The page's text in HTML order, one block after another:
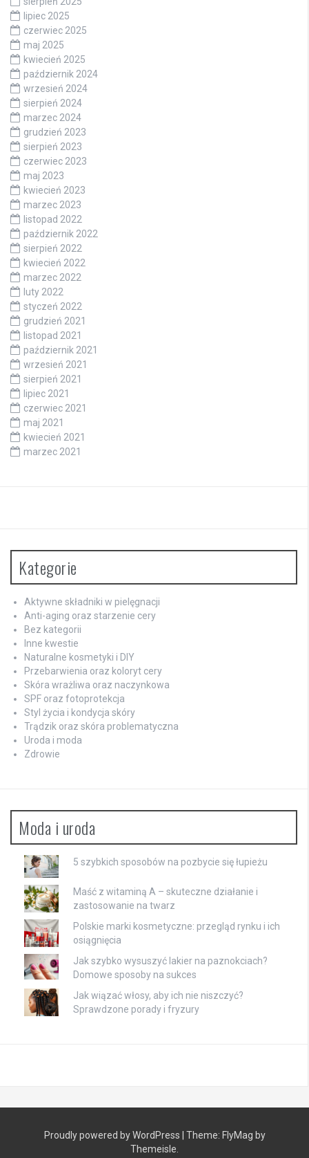
lipiec 2025
czerwiec 2025
maj 2025
kwiecień 2025
październik 2024
wrzesień 2024
sierpień 2024
marzec 2024
grudzień 2023
sierpień 2023
czerwiec 2023
maj 2023
kwiecień 2023
marzec 2023
listopad 2022
październik 2022
sierpień 2022
kwiecień 2022
marzec 2022
luty 2022
styczeń 2022
grudzień 2021
listopad 2021
październik 2021
wrzesień 2021
sierpień 2021
lipiec 2021
czerwiec 2021
maj 2021
kwiecień 2021
marzec 2021
Kategorie
Aktywne składniki w pielęgnacji
Anti-aging oraz starzenie cery
Bez kategorii
Inne kwestie
Naturalne kosmetyki i DIY
Przebarwienia oraz koloryt cery
Skóra wrażliwa oraz naczynkowa
SPF oraz fotoprotekcja
Styl życia i kondycja skóry
Trądzik oraz skóra problematyczna
Uroda i moda
Zdrowie
Moda i uroda
5 szybkich sposobów na pozbycie się łupieżu
Maść z witaminą A – skuteczne działanie i
zastosowanie na twarz
Polskie marki kosmetyczne: przegląd rynku i ich
osiągnięcia
Jak szybko wysuszyć lakier na paznokciach?
Domowe sposoby na sukces
Jak wiązać włosy, aby ich nie niszczyć?
Sprawdzone porady i fryzury
Proudly powered by WordPress Theme: FlyMag by
Themeisle.